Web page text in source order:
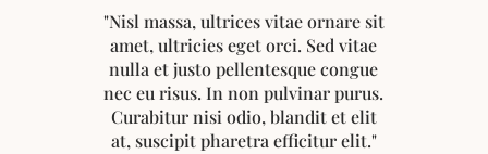
"Nisl massa, ultrices vitae ornare sit
amet, ultricies eget orci. Sed vitae
nulla et justo pellentesque congue
nec eu risus. In non pulvinar purus.
Curabitur nisi odio, blandit et elit
at, suscipit pharetra efficitur elit."